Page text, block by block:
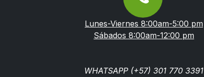
Lunes-Viernes 8:00am-5:00 pm
Sábados 8:00am-12:00 pm
WHATSAPP (+57) 301 770 3391